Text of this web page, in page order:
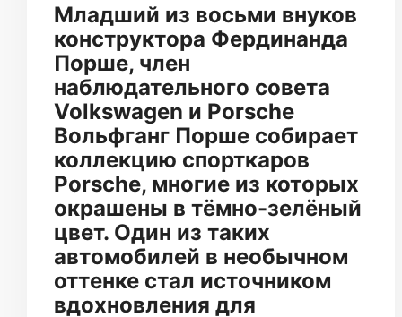
Младший из восьми внуков
конструктора Фердинанда
Порше, член
наблюдательного совета
Volkswagen и Porsche
Вольфганг Порше собирает
коллекцию спорткаров
Porsche, многие из которых
окрашены в тёмно-зелёный
цвет. Один из таких
автомобилей в необычном
оттенке стал источником
вдохновления для